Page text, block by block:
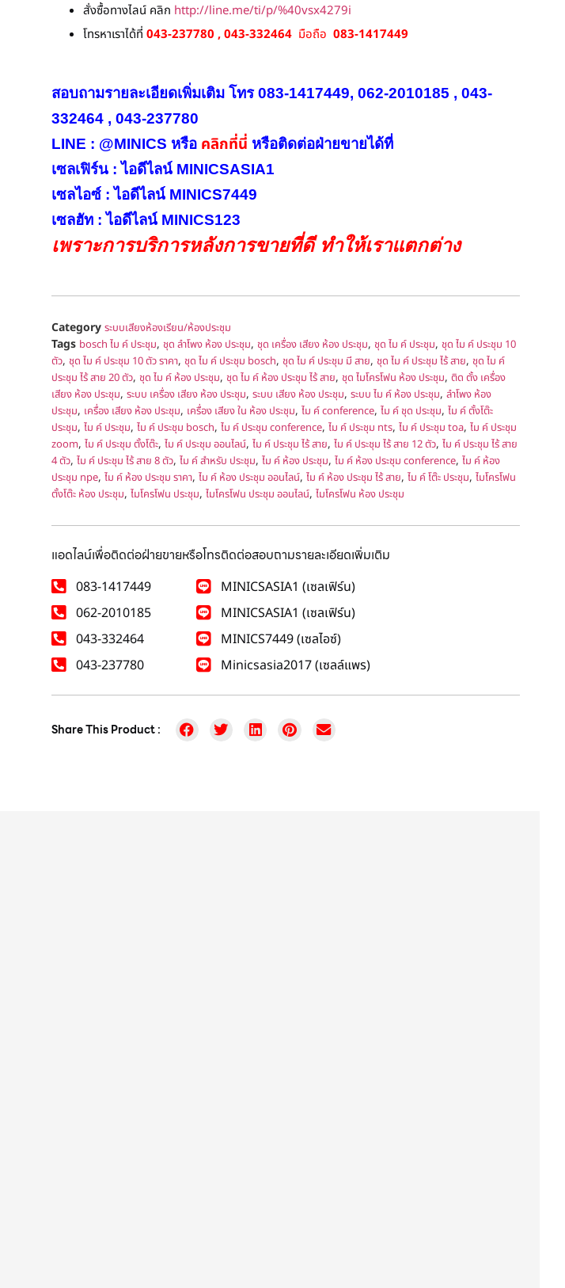
สั่งซื้อทางไลน์ คลิก http://line.me/ti/p/%40vsx4279i
โทรหาเราได้ที่ 043-237780 , 043-332464มือถือ 083-1417449
สอบถามรายละเอียดเพิ่มเติม โทร 083-1417449, 062-2010185 , 043-
332464 , 043-237780
LINE : @MINICS หรือ คลิกที่นี่ หรือติดต่อฝ่ายขายได้ที่
เซลเฟิร์น : ไอดีไลน์ MINICSASIA1
เซลไอซ์ : ไอดีไลน์ MINICS7449
เซลฮัท : ไอดีไลน์ MINICS123
เพราะการบริการหลังการขายที่ดี ทำให้เราแตกต่าง
Category ระบบเสียงห้องเรียน/ห้องประชุม
Tags bosch ไม ค์ ประชุม, ชุด ลำโพง ห้อง ประชุม, ชุด เครื่อง เสียง ห้อง ประชุม, ชุด ไม ค์ ประชุม, ชุด ไม ค์ ประชุม 10
ตัว, ชุด ไม ค์ ประชุม 10 ตัว ราคา, ชุด ไม ค์ ประชุม bosch, ชุด ไม ค์ ประชุม มี สาย, ชุด ไม ค์ ประชุม ไร้ สาย, ชุด ไม ค์
ประชุม ไร้ สาย 20 ตัว, ชุด ไม ค์ ห้อง ประชุม, ชุด ไม ค์ ห้อง ประชุม ไร้ สาย, ชุด ไมโครโฟน ห้อง ประชุม, ติด ตั้ง เครื่อง
เสียง ห้อง ประชุม, ระบบ เครื่อง เสียง ห้อง ประชุม, ระบบ เสียง ห้อง ประชุม, ระบบ ไม ค์ ห้อง ประชุม, ลำโพง ห้อง
ประชุม, เครื่อง เสียง ห้อง ประชุม, เครื่อง เสียง ใน ห้อง ประชุม, ไม ค์ conference, ไม ค์ ชุด ประชุม, ไม ค์ ตั้งโต๊ะ
ประชุม, ไม ค์ ประชุม, ไม ค์ ประชุม bosch, ไม ค์ ประชุม conference, ไม ค์ ประชุม nts, ไม ค์ ประชุม toa, ไม ค์ ประชุม
zoom, ไม ค์ ประชุม ตั้งโต๊ะ, ไม ค์ ประชุม ออนไลน์, ไม ค์ ประชุม ไร้ สาย, ไม ค์ ประชุม ไร้ สาย 12 ตัว, ไม ค์ ประชุม ไร้ สาย
4 ตัว, ไม ค์ ประชุม ไร้ สาย 8 ตัว, ไม ค์ สำหรับ ประชุม, ไม ค์ ห้อง ประชุม, ไม ค์ ห้อง ประชุม conference, ไม ค์ ห้อง
ประชุม npe, ไม ค์ ห้อง ประชุม ราคา, ไม ค์ ห้อง ประชุม ออนไลน์, ไม ค์ ห้อง ประชุม ไร้ สาย, ไม ค์ โต๊ะ ประชุม, ไมโครโฟน
ตั้งโต๊ะ ห้อง ประชุม, ไมโครโฟน ประชุม, ไมโครโฟน ประชุม ออนไลน์, ไมโครโฟน ห้อง ประชุม
แอดไลน์เพื่อติดต่อฝ่ายขายหรือโทรติดต่อสอบถามรายละเอียดเพิ่มเติม
083-1417449
062-2010185
043-332464
043-237780
MINICSASIA1 (เซลเฟิร์น)
MINICSASIA1 (เซลเฟิร์น)
MINICS7449 (เซลไอซ์)
Minicsasia2017 (เซลล์แพร)
Share This Product :